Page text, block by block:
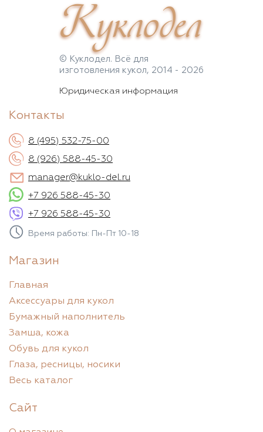
Куклодел
© Куклодел. Всё для
изготовления кукол, 2014 - 2026
Юридическая информация
Контакты
8 (495) 532-75-00
8 (926) 588-45-30
manager@kuklo-del.ru
+7 926 588-45-30
+7 926 588-45-30
Время работы: Пн-Пт 10-18
Магазин
Главная
Аксессуары для кукол
Бумажный наполнитель
Замша, кожа
Обувь для кукол
Глаза, ресницы, носики
Весь каталог
Сайт